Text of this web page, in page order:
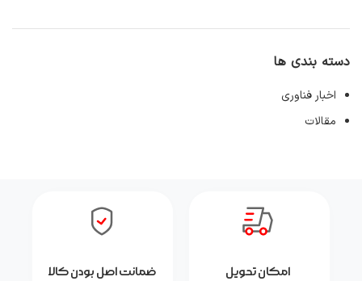
دسته بندی ها
اخبار فناوری
مقالات
امکان تحویل
ضمانت اصل بودن کالا